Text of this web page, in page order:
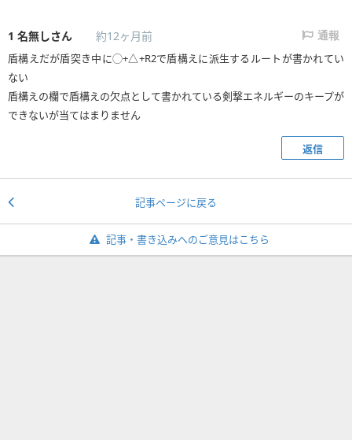
1 名無しさん 約12ヶ月前 通報
盾構えだが盾突き中に◯+△+R2で盾構えに派生するルートが書かれてい
ない
盾構えの欄で盾構えの欠点として書かれている剣撃エネルギーのキープが
できないが当てはまりません
返信
記事ページに戻る
記事・書き込みへのご意見はこちら